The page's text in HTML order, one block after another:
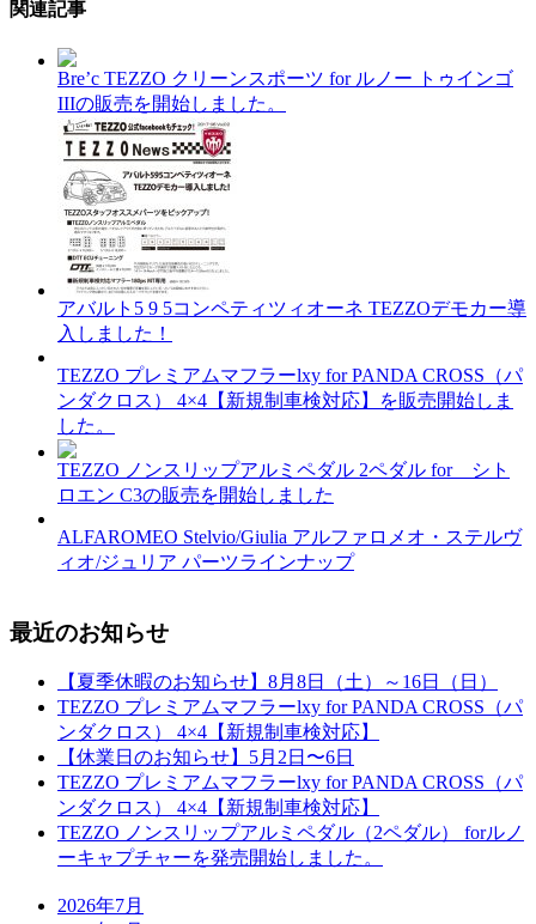
関連記事
Bre’c TEZZO クリーンスポーツ for ルノー トゥインゴ
IIIの販売を開始しました。
アバルト5 9 5コンペティツィオーネ TEZZOデモカー導
入しました！
TEZZO プレミアムマフラーlxy for PANDA CROSS（パ
ンダクロス） 4×4【新規制車検対応】を販売開始しま
した。
TEZZO ノンスリップアルミペダル 2ペダル for シト
ロエン C3の販売を開始しました
ALFAROMEO Stelvio/Giulia アルファロメオ・ステルヴ
ィオ/ジュリア パーツラインナップ
最近のお知らせ
【夏季休暇のお知らせ】8月8日（土）～16日（日）
TEZZO プレミアムマフラーlxy for PANDA CROSS（パ
ンダクロス） 4×4【新規制車検対応】
【休業日のお知らせ】5月2日〜6日
TEZZO プレミアムマフラーlxy for PANDA CROSS（パ
ンダクロス） 4×4【新規制車検対応】
TEZZO ノンスリップアルミペダル（2ペダル） forルノ
ーキャプチャーを発売開始しました。
2026年7月